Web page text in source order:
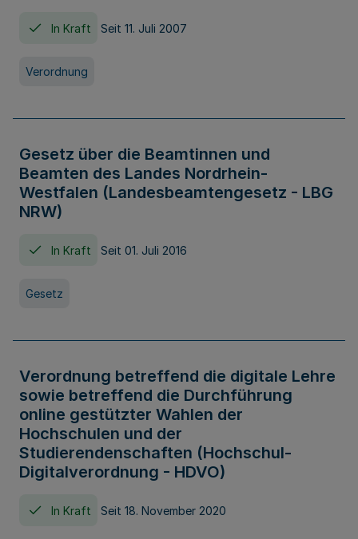
In Kraft Seit 11. Juli 2007
Verordnung
Gesetz über die Beamtinnen und
Beamten des Landes Nordrhein-
Westfalen (Landesbeamtengesetz - LBG
NRW)
In Kraft Seit 01. Juli 2016
Gesetz
Verordnung betreffend die digitale Lehre
sowie betreffend die Durchführung
online gestützter Wahlen der
Hochschulen und der
Studierendenschaften (Hochschul-
Digitalverordnung - HDVO)
In Kraft Seit 18. November 2020